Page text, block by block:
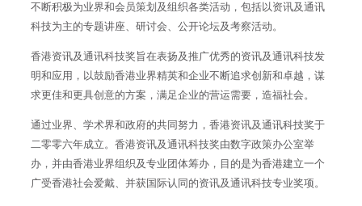
不断积极为业界和会员策划及组织各类活动，包括以资讯及通讯
科技为主的专题讲座、研讨会、公开论坛及考察活动。
香港资讯及通讯科技奖旨在表扬及推广优秀的资讯及通讯科技发
明和应用，以鼓励香港业界精英和企业不断追求创新和卓越，谋
求更佳和更具创意的方案，满足企业的营运需要，造福社会。
通过业界、学术界和政府的共同努力，香港资讯及通讯科技奖于
二零零六年成立。香港资讯及通讯科技奖由数字政策办公室举
办，并由香港业界组织及专业团体筹办，目的是为香港建立一个
广受香港社会爱戴、并获国际认同的资讯及通讯科技专业奖项。